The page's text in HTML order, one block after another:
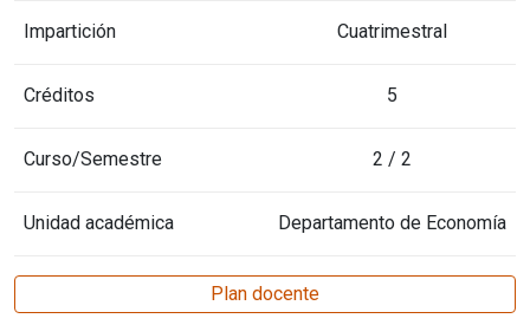
Impartición Cuatrimestral
Créditos 5
Curso/Semestre 2 / 2
Unidad académica Departamento de Economía
Plan docente